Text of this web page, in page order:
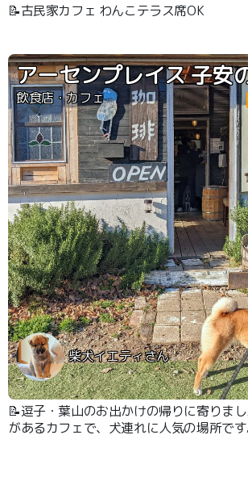
📝古民家カフェ わんこテラス席OK
アーセンプレイス 子安
飲食店・カフェ
柴犬イエティさん
📝逗子・葉山のお出かけの帰りに寄りま
があるカフェで、犬連れに人気の場所で